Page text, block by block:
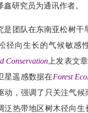
鑫研究员为通讯作者。
是团队在东南亚松树干
径向生长的气候敏感
Conservation 上发表文
星遥感数据在Forest
动，强调了只关注气
泛热带地区树木径向